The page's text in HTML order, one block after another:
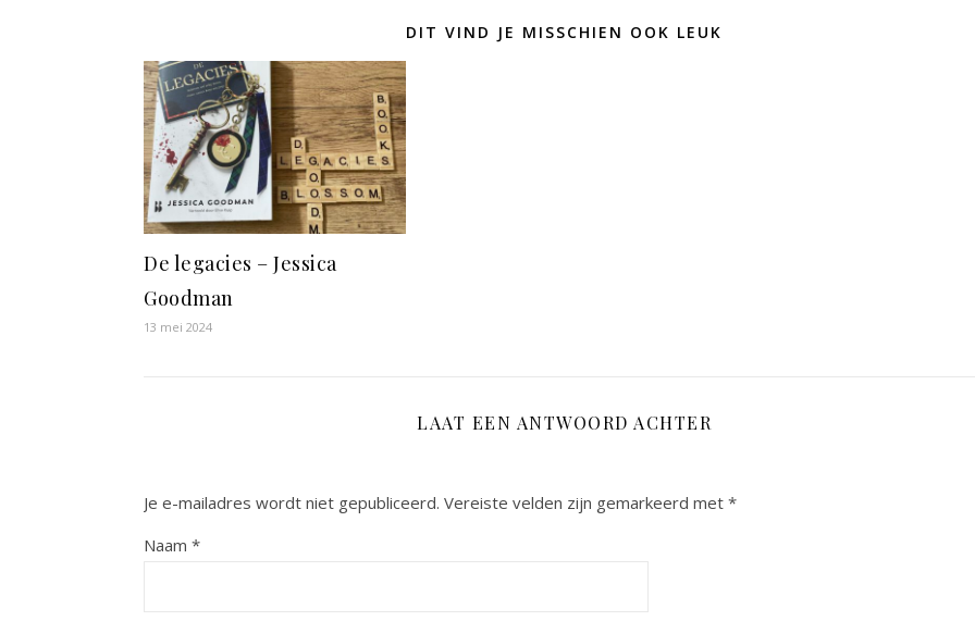
DIT VIND JE MISSCHIEN OOK LEUK
De legacies – Jessica
Goodman
13 mei 2024
LAAT EEN ANTWOORD ACHTER
Je e-mailadres wordt niet gepubliceerd. Vereiste velden zijn gemarkeerd met *
Naam *